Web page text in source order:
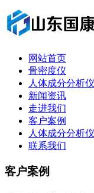
网站首页
骨密度仪
人体成分分析仪
新闻资讯
走进我们
客户案例
人体成分分析
联系我们
客户案例